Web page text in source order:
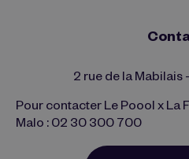
2 rue de la
Pour contacter Le Poool x La
Malo : 02 30 300 700